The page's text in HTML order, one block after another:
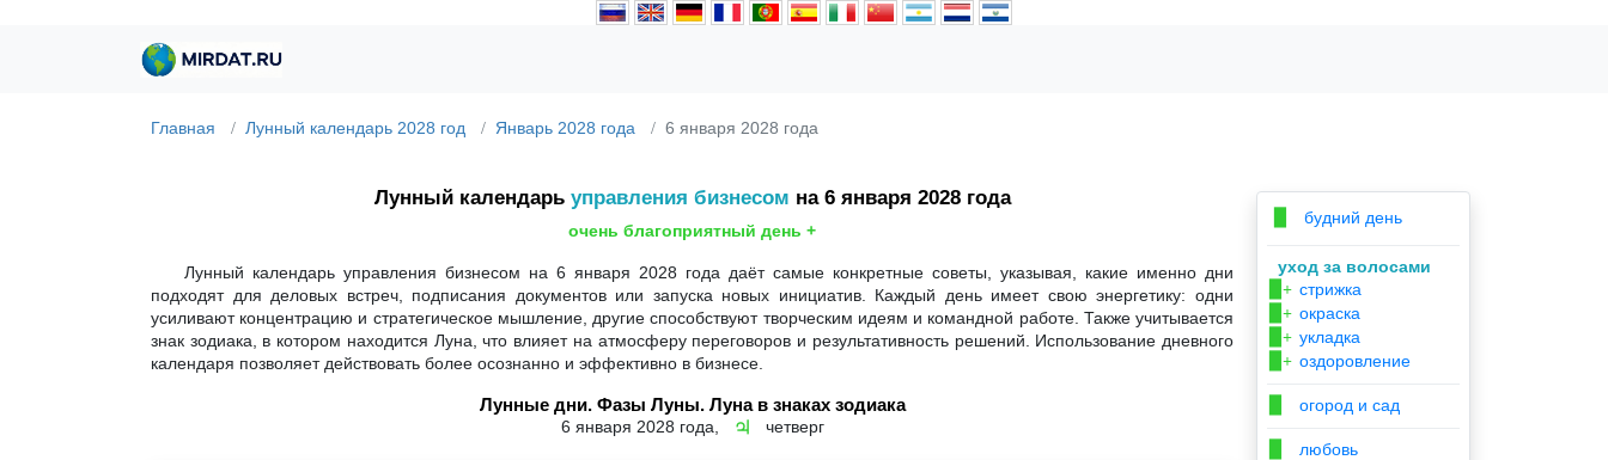
Главная Лунный календарь 2028 год Январь 2028 года 6 января 2028 года
Лунный календарь управления бизнесом на 6 января 2028 года
очень благоприятный день +
Лунный календарь управления бизнесом на 6 января 2028 года даёт самые конкретные советы, указывая, какие именно дни
подходят для деловых встреч, подписания документов или запуска новых инициатив. Каждый день имеет свою энергетику: одни
усиливают концентрацию и стратегическое мышление, другие способствуют творческим идеям и командной работе. Также учитывается
знак зодиака, в котором находится Луна, что влияет на атмосферу переговоров и результативность решений. Использование дневного
календаря позволяет действовать более осознанно и эффективно в бизнесе.
Лунные дни. Фазы Луны. Луна в знаках зодиака
6 января 2028 года, ♃ четверг
будний день
уход за волосами
▉+ стрижка
▉+ окраска
▉+ укладка
▉+ оздоровление
огород и сад
любовь